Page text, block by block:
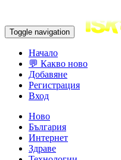
Toggle navigation
Начало
💬 Какво ново
Добавяне
Регистрация
Вход
Ново
България
Интернет
Здраве